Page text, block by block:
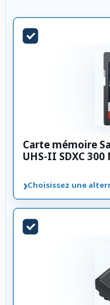
Carte mémoire
UHS-II SDXC 300
›Choisissez une